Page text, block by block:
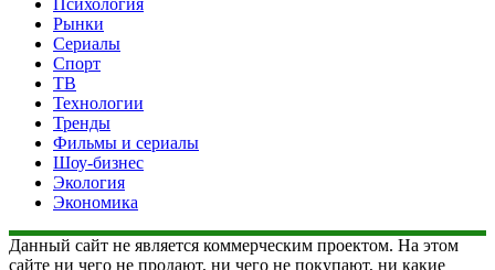
Психология
Рынки
Сериалы
Спорт
ТВ
Технологии
Тренды
Фильмы и сериалы
Шоу-бизнес
Экология
Экономика
Данный сайт не является коммерческим проектом. На этом
сайте ни чего не продают, ни чего не покупают, ни какие